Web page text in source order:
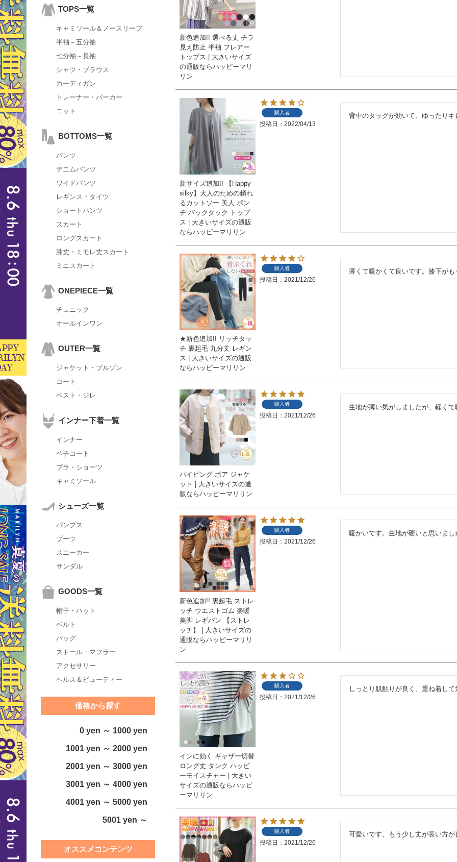
TOPS一覧
キャミソール＆ノースリーブ
半袖～五分袖
七分袖～長袖
シャツ・ブラウス
カーディガン
トレーナー・パーカー
ニット
BOTTOMS一覧
パンツ
デニムパンツ
ワイドパンツ
レギンス・タイツ
ショートパンツ
スカート
ロングスカート
膝丈・ミモレ丈スカート
ミニスカート
ONEPIECE一覧
チュニック
オールインワン
OUTER一覧
ジャケット・ブルゾン
コート
ベスト・ジレ
インナー下着一覧
インナー
ペチコート
ブラ・ショーツ
キャミソール
シューズ一覧
パンプス
ブーツ
スニーカー
サンダル
GOODS一覧
帽子・ハット
ベルト
バッグ
ストール・マフラー
アクセサリー
ヘルス＆ビューティー
価格から探す
0 yen ～ 1000 yen
1001 yen ～ 2000 yen
2001 yen ～ 3000 yen
3001 yen ～ 4000 yen
4001 yen ～ 5000 yen
5001 yen ～
オススメコンテンツ
新色追加!! 選べる丈 チラ
見え防止 半袖 フレアー
トップス | 大きいサイズ
の通販ならハッピーマリ
リン
新サイズ追加!! 【Happy
silky】大人のための頼れ
るカットソー 美人 ポン
チ バックタック トップ
ス | 大きいサイズの通販
ならハッピーマリリン
購入者
投稿日 2022/04/13
背中のタッグが効いて、ゆったりキ
★新色追加!! リッチタッ
チ 裏起毛 九分丈 レギン
ス | 大きいサイズの通販
ならハッピーマリリン
購入者
投稿日 2021/12/26
薄くて暖かくて良いです。膝下がも
パイピング ボア ジャケ
ット | 大きいサイズの通
販ならハッピーマリリン
購入者
投稿日 2021/12/26
生地が薄い気がしましたが、軽くて
新色追加!! 裏起毛 ストレ
ッチ ウエストゴム 楽暖
美脚 レギパン 【ストレ
ッチ】 | 大きいサイズの
通販ならハッピーマリリ
ン
購入者
投稿日 2021/12/26
暖かいです。生地が硬いと思いまし
インに効く ギャザー切替
ロング丈 タンク ハッピ
ーモイスチャー | 大きい
サイズの通販ならハッピ
ーマリリン
購入者
投稿日 2021/12/26
しっとり肌触りが良く、重ね着して
購入者
投稿日 2021/12/26
可愛いです。もう少し丈が長い方が